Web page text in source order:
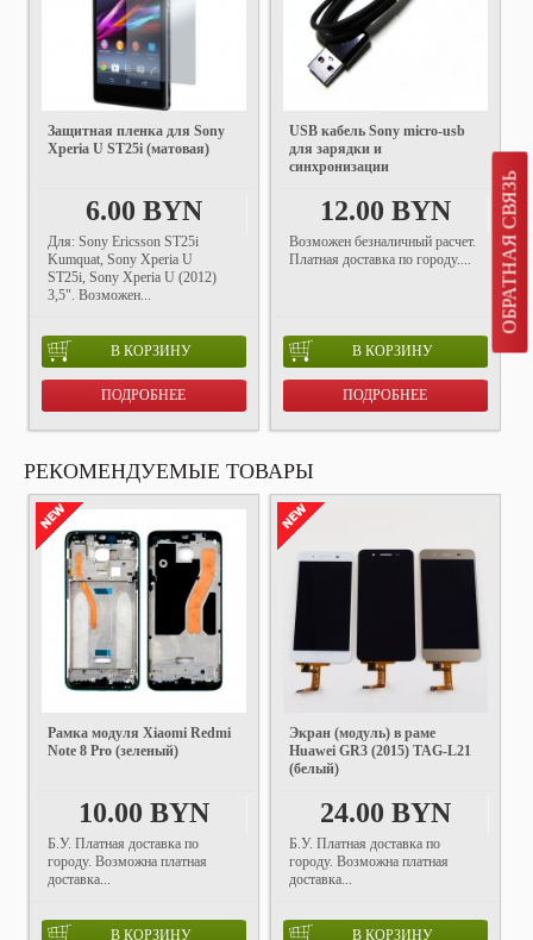
ОБРАТНАЯ СВЯЗЬ
Защитная пленка для Sony
Xperia U ST25i (матовая)
6.00 BYN
Для: Sony Ericsson ST25i
Kumquat, Sony Xperia U
ST25i, Sony Xperia U (2012)
3,5". Возможен...
В КОРЗИНУ
ПОДРОБНЕЕ
USB кабель Sony micro-usb
для зарядки и
синхронизации
12.00 BYN
Возможен безналичный расчет.
Платная доставка по городу....
В КОРЗИНУ
ПОДРОБНЕЕ
РЕКОМЕНДУЕМЫЕ ТОВАРЫ
Рамка модуля Xiaomi Redmi
Note 8 Pro (зеленый)
10.00 BYN
Б.У. Платная доставка по
городу. Возможна платная
доставка...
В КОРЗИНУ
Экран (модуль) в раме
Huawei GR3 (2015) TAG-L21
(белый)
24.00 BYN
Б.У. Платная доставка по
городу. Возможна платная
доставка...
В КОРЗИНУ